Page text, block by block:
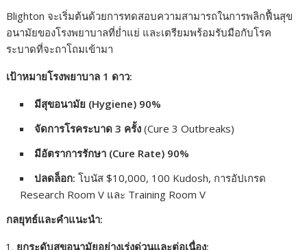
Blighton จะเริ่มต้นด้วยการทดสอบความสามารถในการพลิกฟื้นสุข
อนามัยของโรงพยาบาลที่ย่ำแย่ และเตรียมพร้อมรับมือกับโรค
ระบาดที่จะถาโถมเข้ามา
เป้าหมายโรงพยาบาล 1 ดาว:
มีสุขอนามัย (Hygiene) 90%
จัดการโรคระบาด 3 ครั้ง (Cure 3 Outbreaks)
มีอัตราการรักษา (Cure Rate) 90%
ปลดล็อก: โบนัส $10,000, 100 Kudosh, การอัปเกรด
Research Room V และ Training Room V
กลยุทธ์และคำแนะนำ:
ยกระดับสุขอนามัยอย่างเร่งด่วนและต่อเนื่อง: